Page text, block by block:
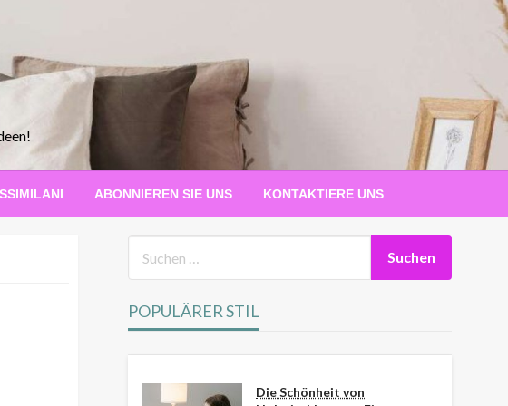
ABONNIEREN SIE UNS KONTAKTIERE UNS
POPULÄRER STIL
Die Schönheit von